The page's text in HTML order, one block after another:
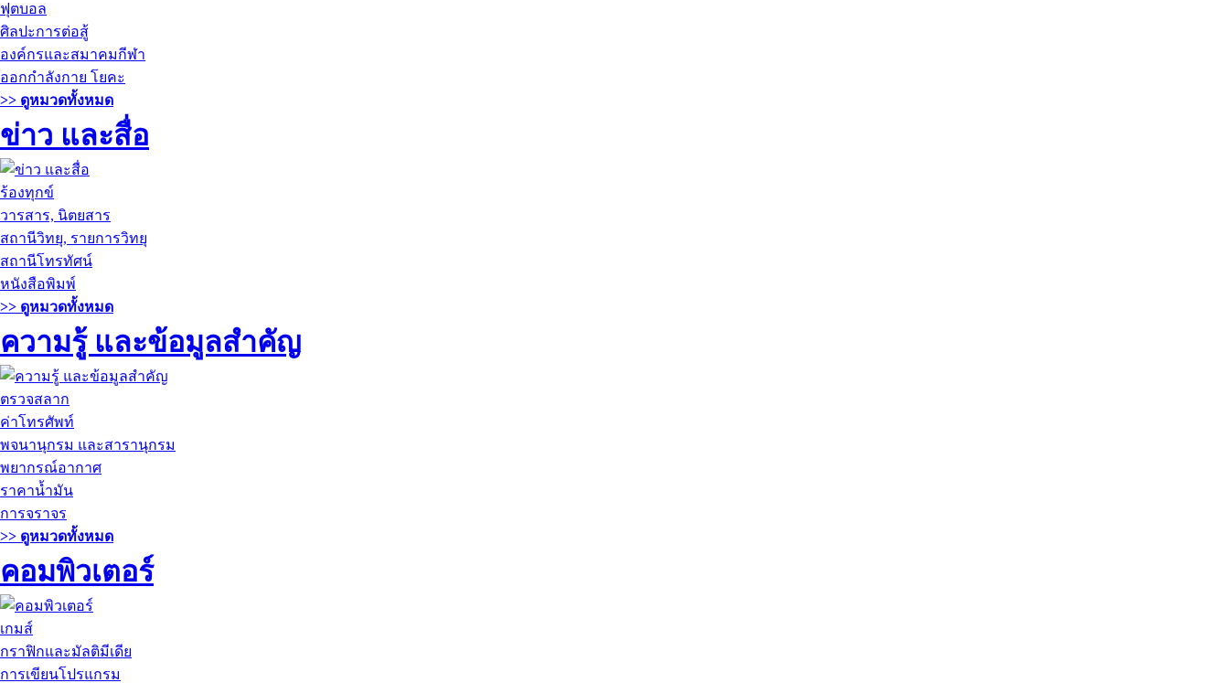
ฟุตบอล
ศิลปะการต่อสู้
องค์กรและสมาคมกีฬา
ออกกำลังกาย โยคะ
>> ดูหมวดทั้งหมด
ข่าว และสื่อ
ร้องทุกข์
วารสาร, นิตยสาร
สถานีวิทยุ, รายการวิทยุ
สถานีโทรทัศน์
หนังสือพิมพ์
>> ดูหมวดทั้งหมด
ความรู้ และข้อมูลสำคัญ
ตรวจสลาก
ค่าโทรศัพท์
พจนานุกรม และสารานุกรม
พยากรณ์อากาศ
ราคาน้ำมัน
การจราจร
>> ดูหมวดทั้งหมด
คอมพิวเตอร์
เกมส์
กราฟิกและมัลติมีเดีย
การเขียนโปรแกรม